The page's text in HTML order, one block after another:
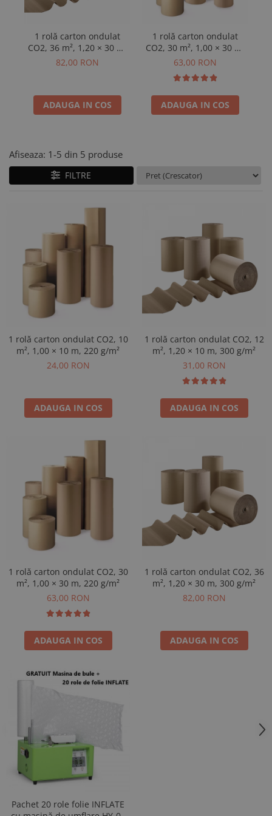
1 rolă carton ondulat
CO2, 36 m², 1,20 × 30 m,
300 g/m²
82,00 RON
ADAUGA IN COS
1 rolă carton ondulat
CO2, 30 m², 1,00 × 30 m,
220 g/m²
63,00 RON
ADAUGA IN COS
Afiseaza: 1-5 din 5 produse
FILTRE
1 rolă carton ondulat CO2, 10
m², 1,00 × 10 m, 220 g/m²
24,00 RON
ADAUGA IN COS
1 rolă carton ondulat CO2, 12
m², 1,20 × 10 m, 300 g/m²
31,00 RON
ADAUGA IN COS
1 rolă carton ondulat CO2, 30
m², 1,00 × 30 m, 220 g/m²
63,00 RON
ADAUGA IN COS
1 rolă carton ondulat CO2, 36
m², 1,20 × 30 m, 300 g/m²
82,00 RON
ADAUGA IN COS
Pachet 20 role folie INFLATE